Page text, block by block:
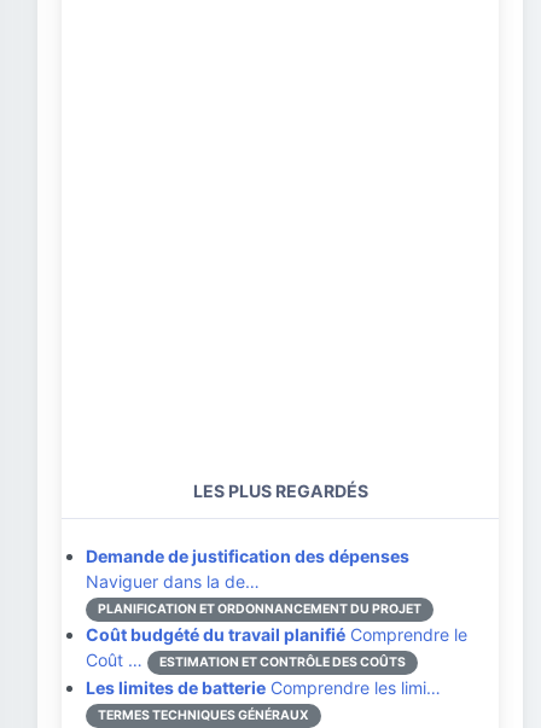
LES PLUS REGARDÉS
Demande de justification des dépenses
Naviguer dans la de…
PLANIFICATION ET ORDONNANCEMENT DU PROJET
Coût budgété du travail planifié Comprendre le
Coût …
ESTIMATION ET CONTRÔLE DES COÛTS
Les limites de batterie Comprendre les limi…
TERMES TECHNIQUES GÉNÉRAUX